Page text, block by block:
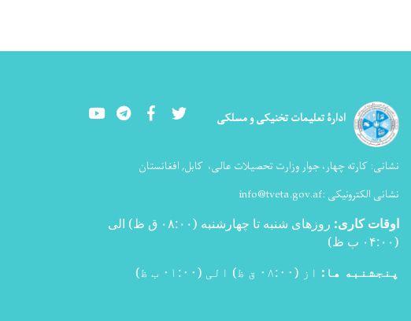
ادارۀ تعلیمات تخنیکی و مسلکی YoutubeLinkedInFacebook Twitter
نشانی: کارته چهار، جوار وزارت تحصیلات عالی، کابل, افغانستان
نشانی الکترونیکی :info@tveta.gov.af
اوقات کاری:
روزهای شنبه تا چهارشنبه (۰۸:۰۰ ق ظ) الی
(۰۴:۰۰ ب ظ
)
پنجشنبه ها: از (۰۸:۰۰ ق ظ) الی (۰۱:۰۰ ب ظ)